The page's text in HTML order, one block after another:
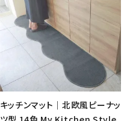
キッチンマット｜北欧風ピーナッ